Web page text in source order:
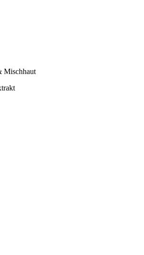
Mischhaut